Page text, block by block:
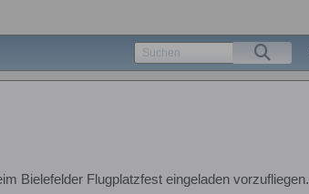
Bielefelder Flugplatzfest eingeladen vorzufliegen.